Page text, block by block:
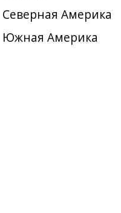
Северная Америка
Южная Америка